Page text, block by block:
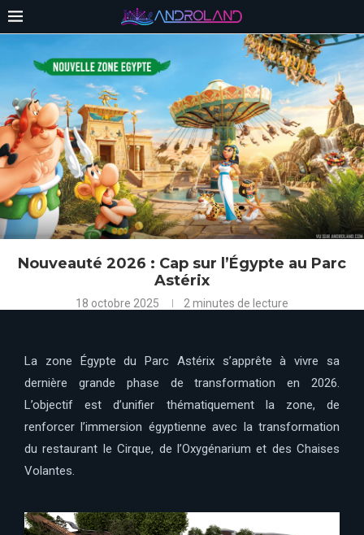
Nouveauté 2026 : Cap sur l’Égypte au Parc
Astérix
18 octobre 2025 2 minutes de lecture
La zone Égypte du Parc Astérix s’apprête à vivre sa
dernière grande phase de transformation en 2026.
L’objectif est d’unifier thématiquement la zone, de
renforcer l’immersion égyptienne avec la transformation
du restaurant le Cirque, de l’Oxygénarium et des Chaises
Volantes.